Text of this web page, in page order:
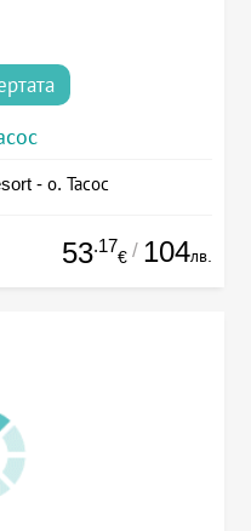
- о. Тасос
53.17
€ / 104лв.